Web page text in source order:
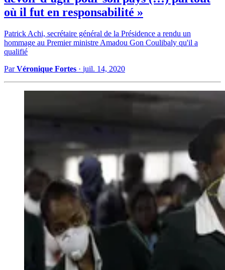
où il fut en responsabilité »
Patrick Achi, secrétaire général de la Présidence a rendu un
hommage au Premier ministre Amadou Gon Coulibaly qu'il a
qualifié
ParVéronique Fortes · juil. 14, 2020